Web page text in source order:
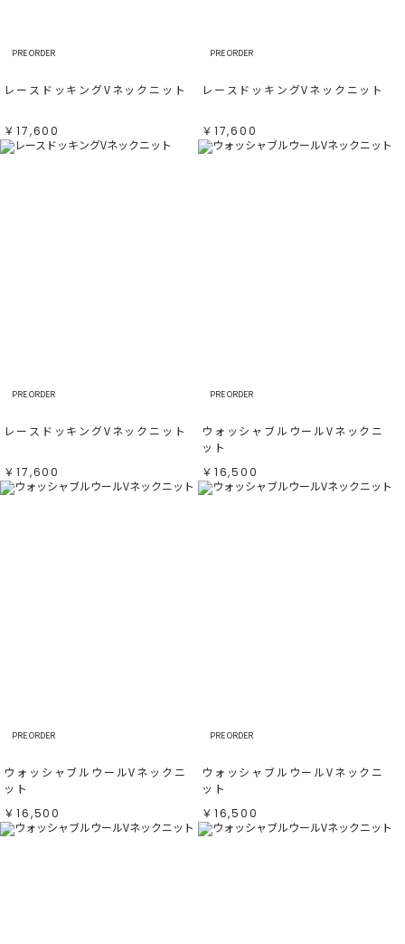
PRE ORDER
レースドッキングVネックニット
￥17,600
PRE ORDER
レースドッキングVネックニット
￥17,600
PRE ORDER
レースドッキングVネックニット
￥17,600
PRE ORDER
ウォッシャブルウールVネックニ
ット
￥16,500
PRE ORDER
ウォッシャブルウールVネックニ
ット
￥16,500
PRE ORDER
ウォッシャブルウールVネックニ
ット
￥16,500